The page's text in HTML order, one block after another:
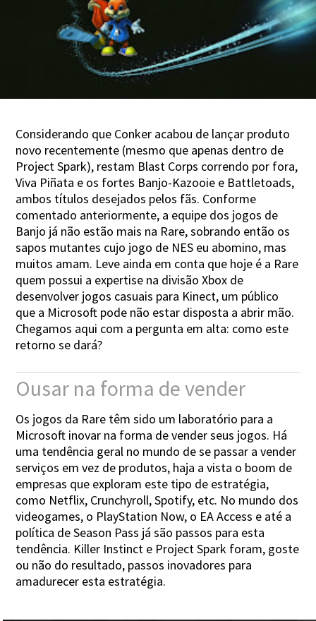
Considerando que Conker acabou de lançar produto
novo recentemente (mesmo que apenas dentro de
Project Spark), restam Blast Corps correndo por fora,
Viva Piñata e os fortes Banjo-Kazooie e Battletoads,
ambos títulos desejados pelos fãs. Conforme
comentado anteriormente, a equipe dos jogos de
Banjo já não estão mais na Rare, sobrando então os
sapos mutantes cujo jogo de NES eu abomino, mas
muitos amam. Leve ainda em conta que hoje é a Rare
quem possui a expertise na divisão Xbox de
desenvolver jogos casuais para Kinect, um público
que a Microsoft pode não estar disposta a abrir mão.
Chegamos aqui com a pergunta em alta: como este
retorno se dará?
Ousar na forma de vender
Os jogos da Rare têm sido um laboratório para a
Microsoft inovar na forma de vender seus jogos. Há
uma tendência geral no mundo de se passar a vender
serviços em vez de produtos, haja a vista o boom de
empresas que exploram este tipo de estratégia,
como Netflix, Crunchyroll, Spotify, etc. No mundo dos
videogames, o PlayStation Now, o EA Access e até a
política de Season Pass já são passos para esta
tendência. Killer Instinct e Project Spark foram, goste
ou não do resultado, passos inovadores para
amadurecer esta estratégia.